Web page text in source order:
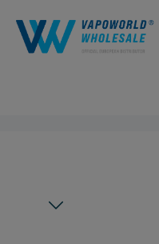
Hauptnavigation springen
Bildergalerie überspringen